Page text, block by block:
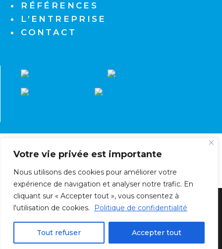
Votre vie privée est importante
Nous utilisons des cookies pour améliorer votre
expérience de navigation et analyser notre trafic. En
cliquant sur « Accepter tout », vous consentez à
l'utilisation de cookies.
Politique de confidentialité
Tout refuser Accepter tout
RÉFÉRENCES
L’ENTREPRISE
CONTACT
- Tous droits réservés | ConceptionSIAM
INTERACTIVE